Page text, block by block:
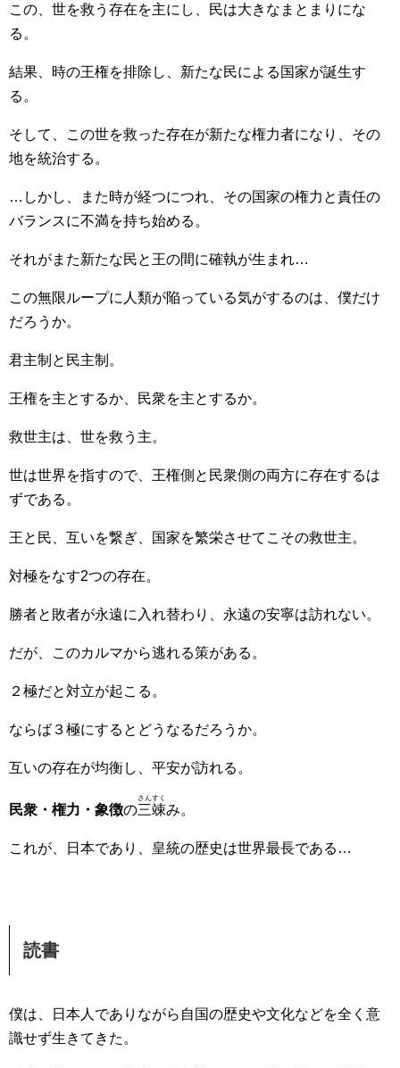
この、世を救う存在を主にし、民は大きなまとまりにな
る。
結果、時の王権を排除し、新たな民による国家が誕生す
る。
そして、この世を救った存在が新たな権力者になり、その
地を統治する。
…しかし、また時が経つにつれ、その国家の権力と責任の
バランスに不満を持ち始める。
それがまた新たな民と王の間に確執が生まれ…
この無限ループに人類が陥っている気がするのは、僕だけ
だろうか。
君主制と民主制。
王権を主とするか、民衆を主とするか。
救世主は、世を救う主。
世は世界を指すので、王権側と民衆側の両方に存在するは
ずである。
王と民、互いを繋ぎ、国家を繁栄させてこその救世主。
対極をなす2つの存在。
勝者と敗者が永遠に入れ替わり、永遠の安寧は訪れない。
だが、このカルマから逃れる策がある。
２極だと対立が起こる。
ならば３極にするとどうなるだろうか。
互いの存在が均衡し、平安が訪れる。
民衆・権力・象徴の三竦
さんすく
み。
これが、日本であり、皇統の歴史は世界最長である…
読書
僕は、日本人でありながら自国の歴史や文化などを全く意
識せず生きてきた。